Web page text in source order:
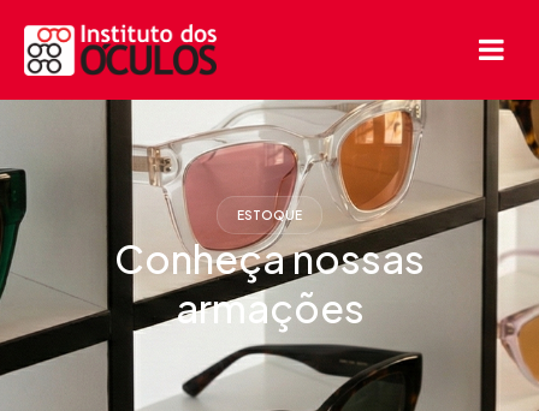
ESTOQUE
Conheça nossas
armações